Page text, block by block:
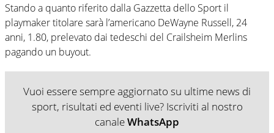
Stando a quanto riferito dalla Gazzetta dello Sport il
playmaker titolare sarà l’americano DeWayne Russell, 24
anni, 1.80, prelevato dai tedeschi del Crailsheim Merlins
pagando un buyout.
Vuoi essere sempre aggiornato su ultime news di
sport, risultati ed eventi live? Iscriviti al nostro
canaleWhatsApp